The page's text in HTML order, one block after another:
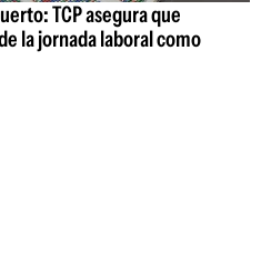
TCP asegura que
la jornada laboral como